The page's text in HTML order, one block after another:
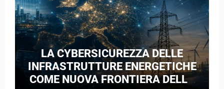
LA CYBERSICUREZZA DELLE
INFRASTRUTTURE ENERGETICHE
COME NUOVA FRONTIERA DELLA